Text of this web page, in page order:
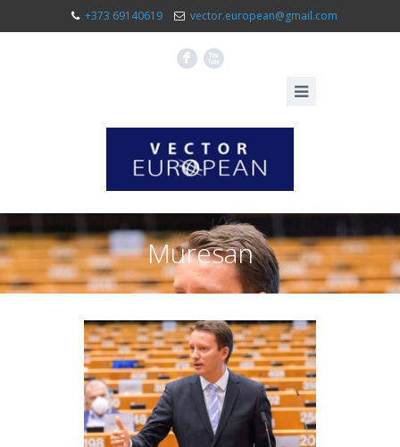
+373 69140619 vector.european@gmail.com
F X
Muresan